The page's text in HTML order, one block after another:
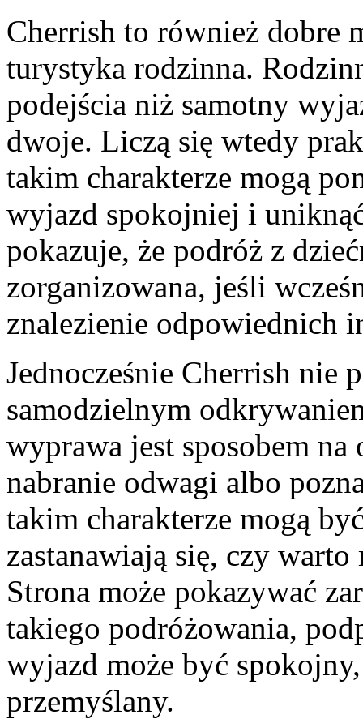
Cherrish to również dobre
turystyka rodzinna.
podejścia niż samotny
dwoje. Liczą się wtedy
takim charakterze mogą
wyjazd spokojniej i
pokazuje, że podróż z
zorganizowana, jeśli
znalezienie odpowiednich
Jednocześnie Cherrish nie
samodzielnym
wyprawa jest sposobem na
nabranie odwagi albo
takim charakterze mogą
zastanawiają się, czy
Strona może pokazywać
takiego podróżowania,
wyjazd może być
przemyślany.